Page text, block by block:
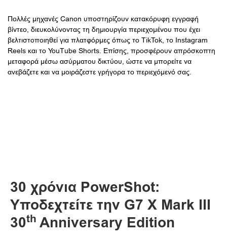
Πολλές μηχανές Canon υποστηρίζουν κατακόρυφη εγγραφή
βίντεο, διευκολύνοντας τη δημιουργία περιεχομένου που έχει
βελτιστοποιηθεί για πλατφόρμες όπως το TikTok, το Instagram
Reels και το YouTube Shorts. Επίσης, προσφέρουν απρόσκοπτη
μεταφορά μέσω ασύρματου δικτύου, ώστε να μπορείτε να
ανεβάζετε και να μοιράζεστε γρήγορα το περιεχόμενό σας.
30 χρόνια PowerShot:
Υποδεχτείτε την G7 X Mark III
30th Anniversary Edition